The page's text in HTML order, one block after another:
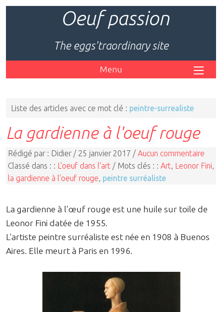
Oeuf passion
The eggs'traordinary site
Menu
Liste des articles avec ce mot clé : peintre-surrealiste
La gardienne à l'oeuf rouge
Rédigé par : Didier / 25 janvier 2017 / Aucun commentaire
Classé dans : : L'oeuf dans l'art / Mots clés : : Art Leonor Fini
la gardienne à l'oeuf rouge peintre surréaliste
La gardienne à l’œuf rouge est une huile sur toile de
Leonor Fini datée de 1955.
L'artiste peintre surréaliste est née en 1908 à Buenos
Aires. Elle meurt à Paris en 1996.